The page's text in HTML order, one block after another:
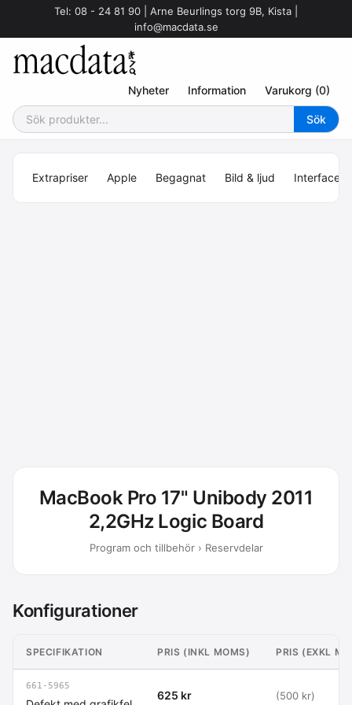
Tel: 08 - 24 81 90 | Arne Beurlings torg 9B, Kista |
info@macdata.se
Nyheter Information Varukorg (0)
Extrapriser Apple Begagnat Bild & ljud Interface
MacBook Pro 17" Unibody 2011
2,2GHz Logic Board
Program och tillbehör › Reservdelar
Konfigurationer
SPECIFIKATION PRIS (INKL MOMS) PRIS (EXKL
661-5965
625 kr (500 kr)